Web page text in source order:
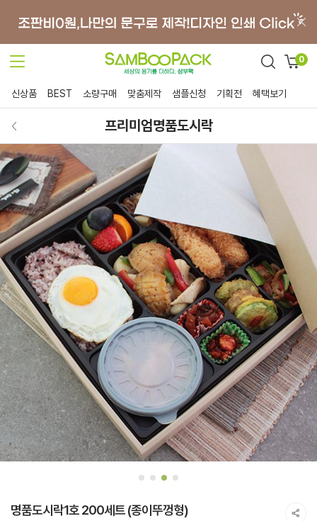
0
신상품 BEST 소량구매 맞춤제작 샘플신청 기획전 혜택보기
프리미엄명품도시락
명품도시락1호 200세트 (종이뚜껑형)